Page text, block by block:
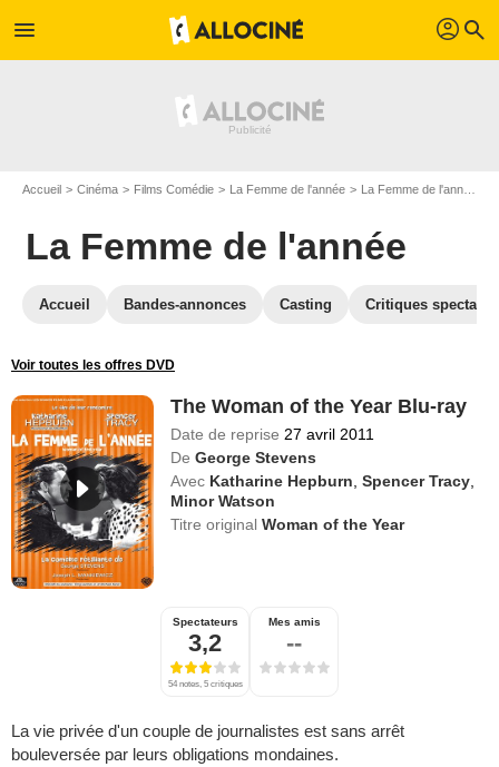
menu profil search
Accueil Cinéma Films Comédie La Femme de l'année La Femme de l'année en Blu Ray
La Femme de l'année
Accueil Bandes-annonces Casting Critiques
Voir toutes les offres DVD
The Woman of the Year Blu-ray
Date de reprise 27 avril 2011
De George Stevens
Avec Katharine Hepburn ,Spencer Tracy
Minor Watson
Titre originalWoman of the Year
Spectateurs
3,2
54 notes, 5 critiques
Mes amis
--
La vie privée d'un couple de journalistes est sans arrêt
bouleversée par leurs obligations mondaines.